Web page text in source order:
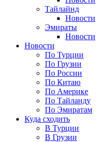
Тайлайнд
Новости
Эмираты
Новости
Новости
По Турции
По Грузии
По России
По Китаю
По Америке
По Тайланду
По Эмиратам
Куда сходить
В Турции
В Грузии